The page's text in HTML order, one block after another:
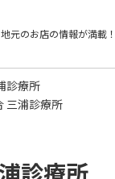
地元のお店の情報が満載！
診療所
三浦診療所
診療所